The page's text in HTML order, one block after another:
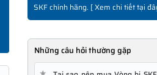
SKF chính hãng. [Xem chi tiết tại
Những câu hỏi thường gặp